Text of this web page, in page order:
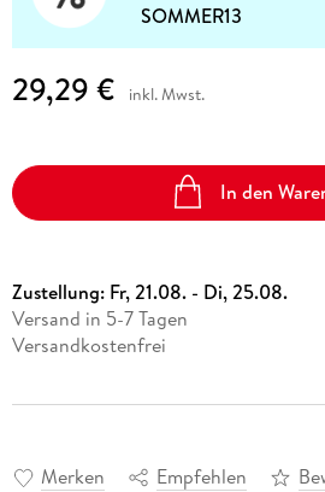
SOMMER13
29,29 € inkl. Mwst.
In den
Zustellung: Fr, 21.08. - Di, 25.08.
Versand in 5-7 Tagen
Versandkostenfrei
Merken Empfehlen